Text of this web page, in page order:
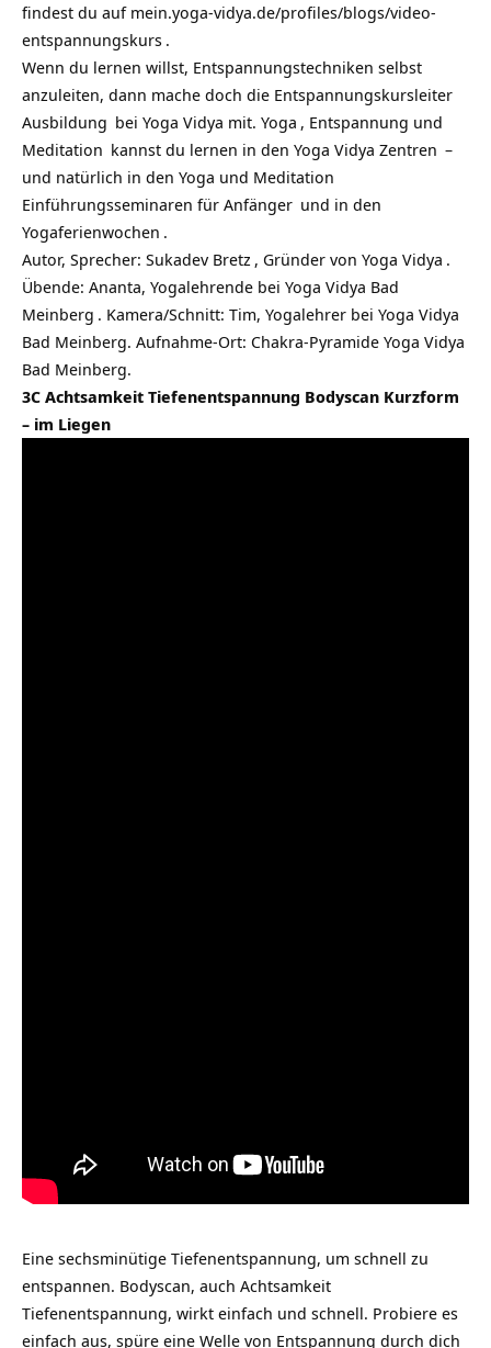
findest du auf mein.yoga-vidya.de/profiles/blogs/video-
entspannungskurs .
Wenn du lernen willst, Entspannungstechniken selbst
anzuleiten, dann mache doch die Entspannungskursleiter
Ausbildung bei Yoga Vidya mit. Yoga , Entspannung und
Meditation kannst du lernen in den Yoga Vidya Zentren –
und natürlich in den Yoga und Meditation
Einführungsseminaren für Anfänger und in den
Yogaferienwochen .
Autor, Sprecher: Sukadev Bretz , Gründer von Yoga Vidya .
Übende: Ananta, Yogalehrende bei Yoga Vidya Bad
Meinberg . Kamera/Schnitt: Tim, Yogalehrer bei Yoga Vidya
Bad Meinberg. Aufnahme-Ort: Chakra-Pyramide Yoga Vidya
Bad Meinberg.
3C Achtsamkeit Tiefenentspannung Bodyscan Kurzform
– im Liegen
Eine sechsminütige Tiefenentspannung, um schnell zu
entspannen. Bodyscan, auch Achtsamkeit
Tiefenentspannung, wirkt einfach und schnell. Probiere es
einfach aus, spüre eine Welle von Entspannung durch dich